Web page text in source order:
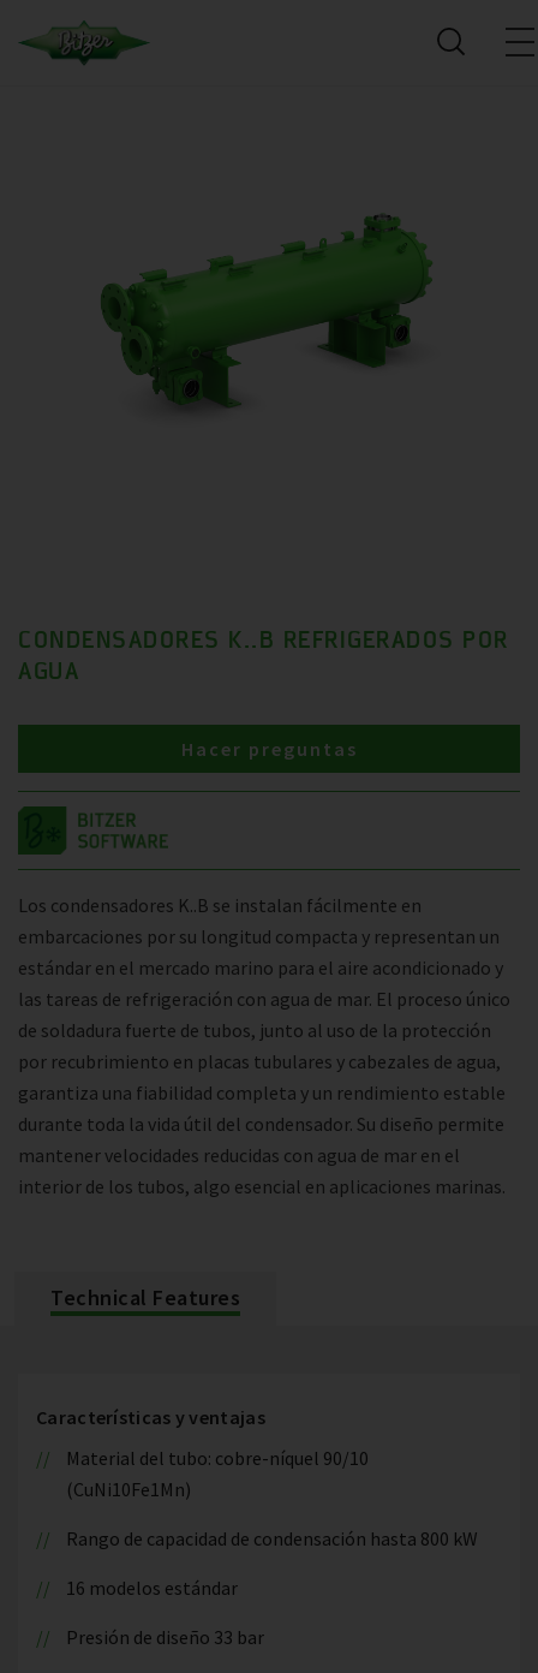
CONDENSADORES K..B REFRIGERADOS POR
AGUA
Los condensadores K..B se instalan fácilmente en
embarcaciones por su longitud compacta y representan un
estándar en el mercado marino para el aire acondicionado y
las tareas de refrigeración con agua de mar. El proceso único
de soldadura fuerte de tubos, junto al uso de la protección
por recubrimiento en placas tubulares y cabezales de agua,
garantiza una fiabilidad completa y un rendimiento estable
durante toda la vida útil del condensador. Su diseño permite
mantener velocidades reducidas con agua de mar en el
interior de los tubos, algo esencial en aplicaciones marinas.
Hacer preguntas
Technical Features
Características y ventajas
Material del tubo: cobre-níquel 90/10
(CuNi10Fe1Mn)
Rango de capacidad de condensación hasta 800 kW
16 modelos estándar
Presión de diseño 33 bar